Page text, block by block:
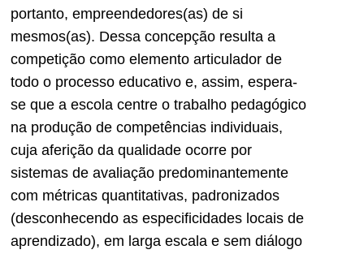
portanto, empreendedores(as) de si
mesmos(as). Dessa concepção resulta a
competição como elemento articulador de
todo o processo educativo e, assim, espera-
se que a escola centre o trabalho pedagógico
na produção de competências individuais,
cuja aferição da qualidade ocorre por
sistemas de avaliação predominantemente
com métricas quantitativas, padronizados
(desconhecendo as especificidades locais de
aprendizado), em larga escala e sem diálogo